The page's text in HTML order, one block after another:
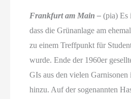
Frankfurt am Main – (pia) Es
dass die Grünanlage am
zu einem Treffpunkt für
wurde. Ende der 1960er
GIs aus den vielen
hinzu. Auf der sogenannten